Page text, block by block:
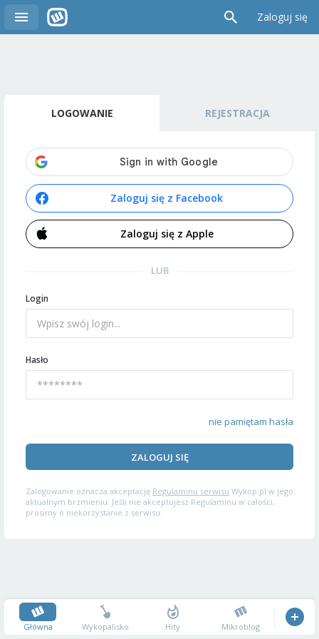
Zaloguj się
LOGOWANIE REJESTRACJA
Zaloguj się z Facebook
Zaloguj się z Apple
LUB
Login
Hasło
nie pamiętam hasła
ZALOGUJ SIĘ
Zalogowanie oznacza akceptację Regulaminu serwisu Wykop.pl w jego
aktualnym brzmieniu. Jeśli nie akceptujesz Regulaminu w całości,
prosimy o niekorzystanie z serwisu.
Główna Wykopalisko Hity Mikroblog